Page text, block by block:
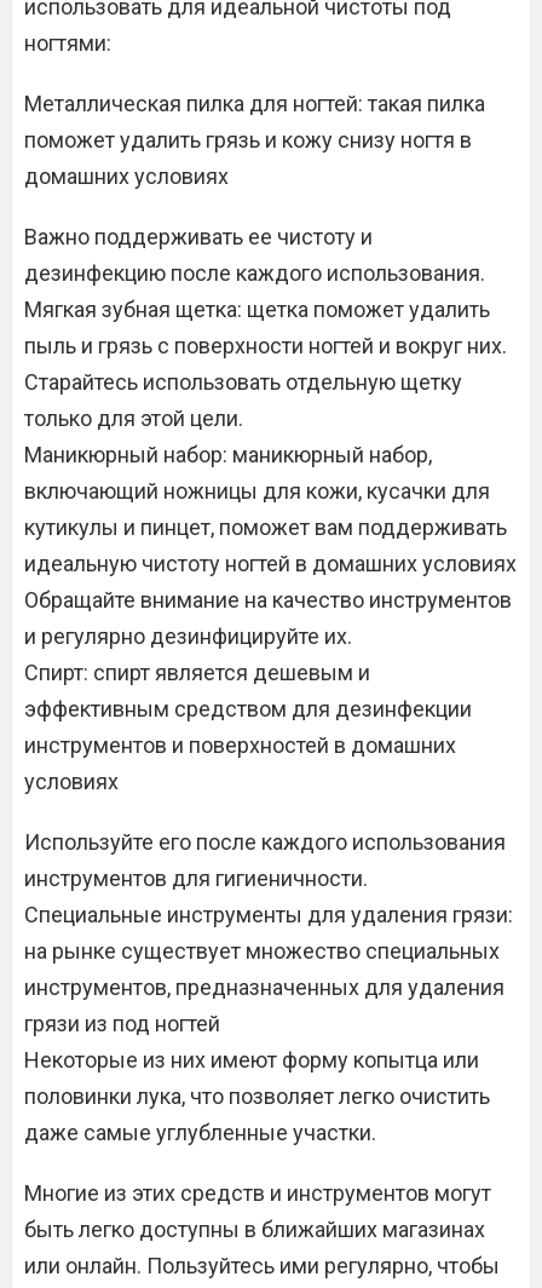
использовать для идеальной чистоты под
ногтями:
Металлическая пилка для ногтей: такая пилка
поможет удалить грязь и кожу снизу ногтя в
домашних условиях
Важно поддерживать ее чистоту и
дезинфекцию после каждого использования.
Мягкая зубная щетка: щетка поможет удалить
пыль и грязь с поверхности ногтей и вокруг них.
Старайтесь использовать отдельную щетку
только для этой цели.
Маникюрный набор: маникюрный набор,
включающий ножницы для кожи, кусачки для
кутикулы и пинцет, поможет вам поддерживать
идеальную чистоту ногтей в домашних условиях
Обращайте внимание на качество инструментов
и регулярно дезинфицируйте их.
Спирт: спирт является дешевым и
эффективным средством для дезинфекции
инструментов и поверхностей в домашних
условиях
Используйте его после каждого использования
инструментов для гигиеничности.
Специальные инструменты для удаления грязи:
на рынке существует множество специальных
инструментов, предназначенных для удаления
грязи из под ногтей
Некоторые из них имеют форму копытца или
половинки лука, что позволяет легко очистить
даже самые углубленные участки.
Многие из этих средств и инструментов могут
быть легко доступны в ближайших магазинах
или онлайн. Пользуйтесь ими регулярно, чтобы